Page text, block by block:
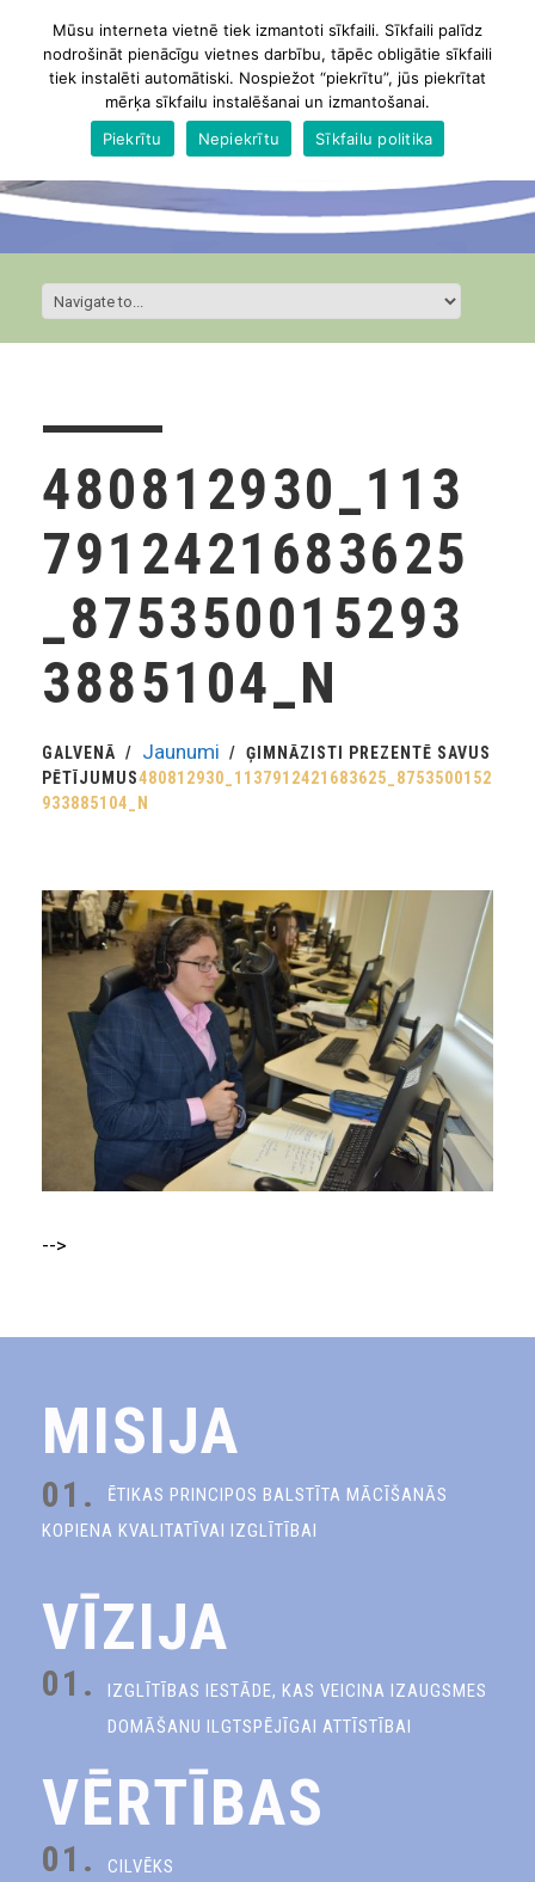
480812930_113
7912421683625
_875350015293
3885104_N
GALVENĀ Jaunumi
ĢIMNĀZISTI PREZENTĒ SAVUS
PĒTĪJUMUS480812930_1137912421683625_8753500152
933885104_N
-->
MISIJA
01.
ĒTIKAS PRINCIPOS BALSTĪTA MĀCĪŠANĀS
KOPIENA KVALITATĪVAI IZGLĪTĪBAI
VĪZIJA
01.
IZGLĪTĪBAS IESTĀDE, KAS VEICINA IZAUGSMES
DOMĀŠANU ILGTSPĒJĪGAI ATTĪSTĪBAI
VĒRTĪBAS
01. CILVĒKS
Mūsu interneta vietnē tiek izmantoti sīkfaili. Sīkfaili palīdz
nodrošināt pienācīgu vietnes darbību, tāpēc obligātie sīkfaili
tiek instalēti automātiski. Nospiežot “piekrītu”, jūs piekrītat
mērķa sīkfailu instalēšanai un izmantošanai.
Piekrītu
Nepiekrītu Sīkfailu politika